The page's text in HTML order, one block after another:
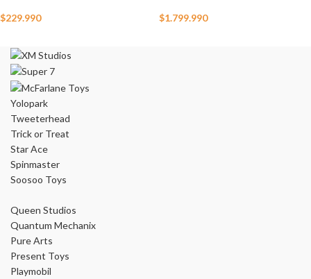
$229.990 $1.799.990
Yolopark
Tweeterhead
Trick or Treat
Star Ace
Spinmaster
Soosoo Toys
Queen Studios
Quantum Mechanix
Pure Arts
Present Toys
Playmobil